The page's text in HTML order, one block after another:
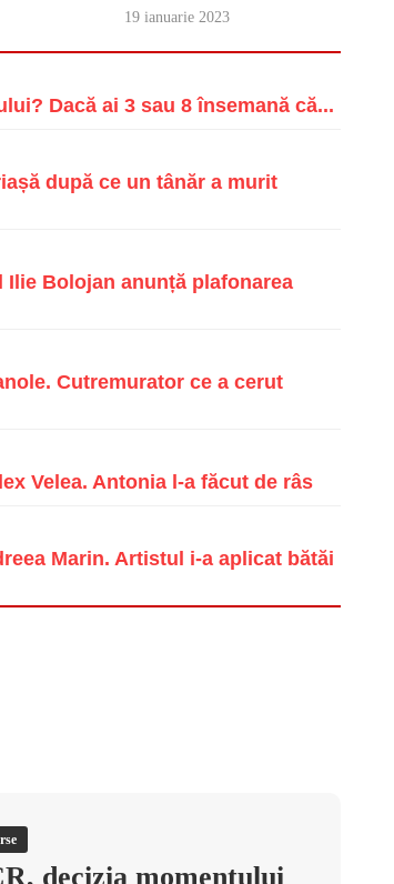
19 ianuarie 2023
Dacă ai 3 sau 8 însemană că...
după ce un tânăr a murit
Bolojan anunță plafonarea
Cutremurator ce a cerut
Velea. Antonia l-a făcut de râs
Marin. Artistul i-a aplicat bătăi
decizia momentului